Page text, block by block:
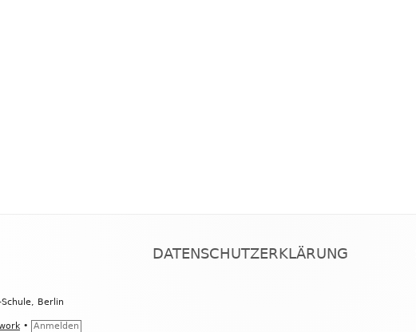
DATENSCHUTZERKLÄRUNG
Berlin
• Anmelden